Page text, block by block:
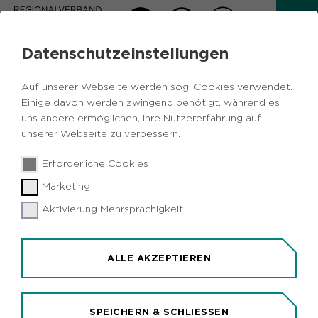
Datenschutzeinstellungen
Auf unserer Webseite werden sog. Cookies verwendet.
Einige davon werden zwingend benötigt, während es
uns andere ermöglichen, Ihre Nutzererfahrung auf
unserer Webseite zu verbessern.
Erforderliche Cookies
Marketing
Aktivierung Mehrsprachigkeit
ALLE AKZEPTIEREN
SPEICHERN & SCHLIESSEN
Zurück
03.06.2025 Ausgabe 06/2025
Die Nacht der Nächte im Ruhrgebiet:
ExtraSchicht